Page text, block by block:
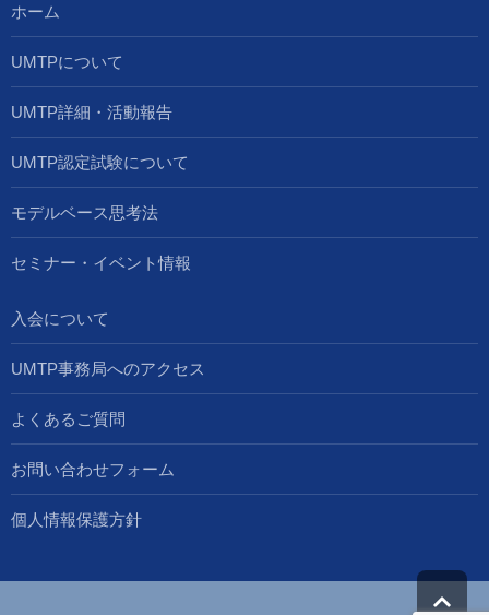
ホーム
UMTPについて
UMTP詳細・活動報告
UMTP認定試験について
モデルベース思考法
セミナー・イベント情報
入会について
UMTP事務局へのアクセス
よくあるご質問
お問い合わせフォーム
個人情報保護方針